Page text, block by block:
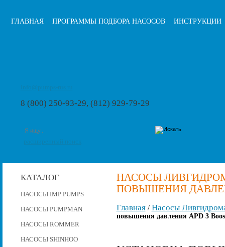
ГЛАВНАЯ ПРОГРАММЫ ПОДБОРА НАСОСОВ ИНСТРУКЦИИ
8 (800) 250-93-29, (812) 929-79-29
КАТАЛОГ
НАСОСЫ IMP PUMPS
НАСОСЫ PUMPMAN
НАСОСЫ ROMMER
НАСОСЫ SHINHOO
НАСОСЫ
ПОВЫШЕНИЯ
Главная/ Насосы
повышения давления APD 3